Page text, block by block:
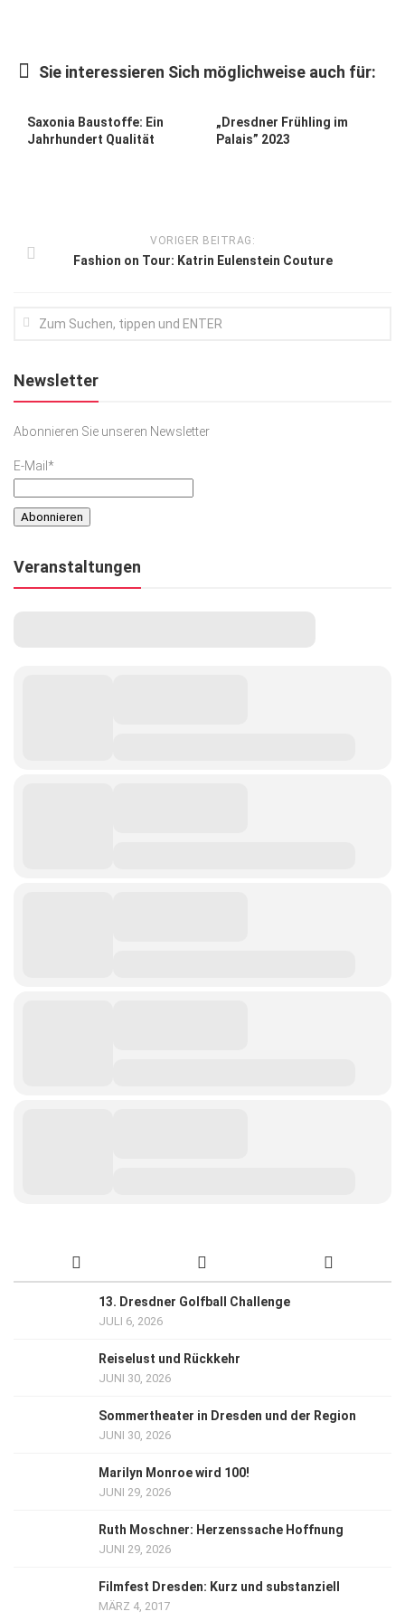
Lifestyle
Podcast
Sie interessieren Sich möglichweise auch für:
Saxonia Baustoffe: Ein
Jahrhundert Qualität
„Dresdner Frühling im
Palais” 2023
VORIGER BEITRAG:
Fashion on Tour: Katrin Eulenstein Couture
Newsletter
Abonnieren Sie unseren Newsletter
E-Mail*
Veranstaltungen
13. Dresdner Golfball Challenge
JULI 6, 2026
Reiselust und Rückkehr
JUNI 30, 2026
Sommertheater in Dresden und der Region
JUNI 30, 2026
Marilyn Monroe wird 100!
JUNI 29, 2026
Ruth Moschner: Herzenssache Hoffnung
JUNI 29, 2026
Filmfest Dresden: Kurz und substanziell
MÄRZ 4, 2017